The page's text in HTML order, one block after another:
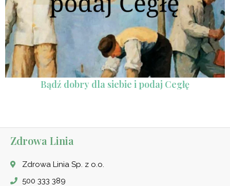
Bądź dobry dla siebie i podaj Cegłę
Zdrowa Linia
Zdrowa Linia Sp. z o.o.
500 333 389